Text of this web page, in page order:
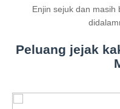
Enjin sejuk dan masih
Peluang jejak